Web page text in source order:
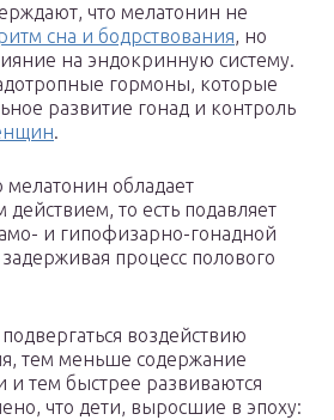
что мелатонин не
сна и бодрствования, но
на эндокринную систему.
гормоны, которые
развитие гонад и контроль
.
мелатонин обладает
то есть подавляет
и гипофизарно-гонадной
процесс полового
воздействию
тем меньше содержание
и тем быстрее развиваются
что дети, выросшие в эпоху: